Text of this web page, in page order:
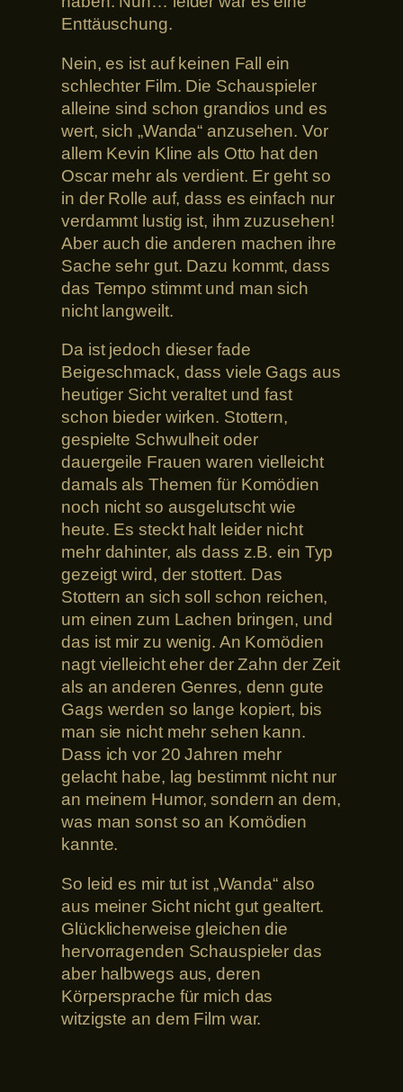
Enttäuschung.
Nein, es ist auf keinen Fall ein
schlechter Film. Die Schauspieler
alleine sind schon grandios und es
wert, sich „Wanda“ anzusehen. Vor
allem Kevin Kline als Otto hat den
Oscar mehr als verdient. Er geht so
in der Rolle auf, dass es einfach nur
verdammt lustig ist, ihm zuzusehen!
Aber auch die anderen machen ihre
Sache sehr gut. Dazu kommt, dass
das Tempo stimmt und man sich
nicht langweilt.
Da ist jedoch dieser fade
Beigeschmack, dass viele Gags aus
heutiger Sicht veraltet und fast
schon bieder wirken. Stottern,
gespielte Schwulheit oder
dauergeile Frauen waren vielleicht
damals als Themen für Komödien
noch nicht so ausgelutscht wie
heute. Es steckt halt leider nicht
mehr dahinter, als dass z.B. ein Typ
gezeigt wird, der stottert. Das
Stottern an sich soll schon reichen,
um einen zum Lachen bringen, und
das ist mir zu wenig. An Komödien
nagt vielleicht eher der Zahn der Zeit
als an anderen Genres, denn gute
Gags werden so lange kopiert, bis
man sie nicht mehr sehen kann.
Dass ich vor 20 Jahren mehr
gelacht habe, lag bestimmt nicht nur
an meinem Humor, sondern an dem,
was man sonst so an Komödien
kannte.
So leid es mir tut ist „Wanda“ also
aus meiner Sicht nicht gut gealtert.
Glücklicherweise gleichen die
hervorragenden Schauspieler das
aber halbwegs aus, deren
Körpersprache für mich das
witzigste an dem Film war.